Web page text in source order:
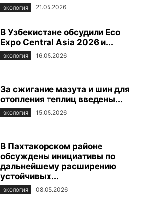
ЭКОЛОГИЯ 21.05.2026
В Узбекистане обсудили Eco
Expo Central Asia 2026 и...
ЭКОЛОГИЯ 16.05.2026
За сжигание мазута и шин для
отопления теплиц введены...
ЭКОЛОГИЯ 15.05.2026
В Пахтакорском районе
обсуждены инициативы по
дальнейшему расширению
устойчивых...
ЭКОЛОГИЯ 08.05.2026